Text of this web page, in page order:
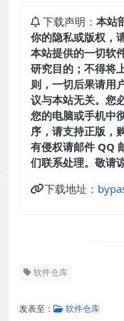
下载声明： 本站
你的隐私或版权，
本站提供的一切软
研究目的；不得将
则，一切后果请用
议与本站无关。您
您的电脑或手机中
序，请支持正版，
有侵权请邮件 QQ
们联系处理。敬请
下载地址：
软件仓库
发表至： 软件仓库